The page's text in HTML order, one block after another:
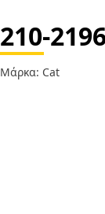
210-
Μάρκα: Cat